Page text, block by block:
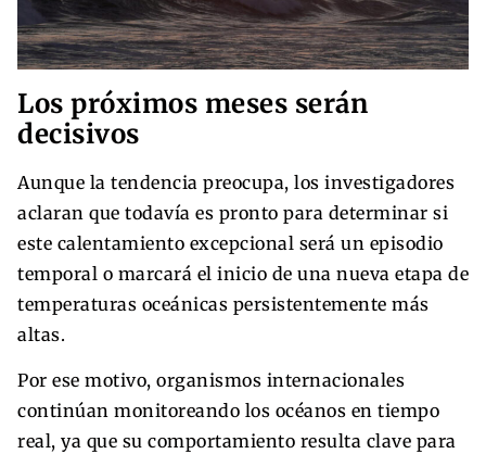
Los próximos meses serán
decisivos
Aunque la tendencia preocupa, los investigadores
aclaran que todavía es pronto para determinar si
este calentamiento excepcional será un episodio
temporal o marcará el inicio de una nueva etapa de
temperaturas oceánicas persistentemente más
altas.
Por ese motivo, organismos internacionales
continúan monitoreando los océanos en tiempo
real, ya que su comportamiento resulta clave para